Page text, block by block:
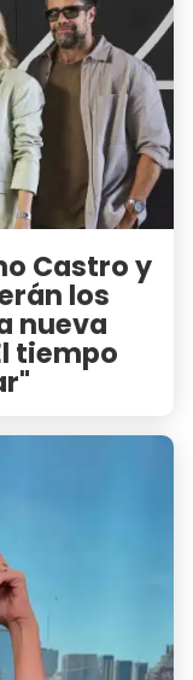
Castro y
los
nueva
tiempo